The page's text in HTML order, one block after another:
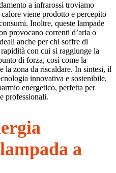
a infrarossi troviamo
viene prodotto e percepito
Inoltre, queste lampade
provocano correnti d’aria o
anche per chi soffre di
con cui si raggiunge la
di forza, così come la
la zona da riscaldare. In sintesi, il
innovativa e sostenibile,
energetico, perfetta per
professionali.
a